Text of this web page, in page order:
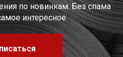
по новинкам. Без спама
интересное